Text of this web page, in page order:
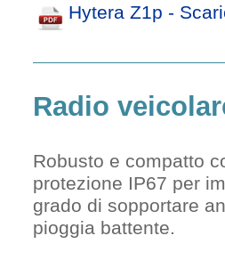
Hytera Z1p -
Radio
Robusto e compatto
protezione IP67 per
grado di sopportare
pioggia battente.